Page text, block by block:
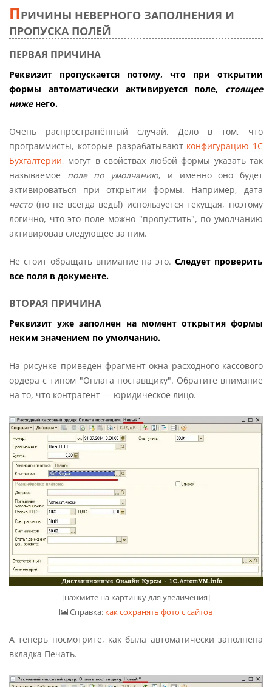
ПРИЧИНЫ НЕВЕРНОГО ЗАПОЛНЕНИЯ И
ПРОПУСКА ПОЛЕЙ
ПЕРВАЯ ПРИЧИНА
Реквизит пропускается потому, что при открытии
формы автоматически активируется поле, стоящее
ниженего.
Очень распространённый случай. Дело в том, что
программисты, которые разрабатывают конфигурацию 1С
Бухгалтерии, могут в свойствах любой формы указать так
называемое поле по умолчанию, и именно оно будет
активироваться при открытии формы. Например, дата
часто(но не всегда ведь!) используется текущая, поэтому
логично, что это поле можно "пропустить", по умолчанию
активировав следующее за ним.
Не стоит обращать внимание на это.Следует проверить
все поля в документе.
ВТОРАЯ ПРИЧИНА
Реквизит уже заполнен на момент открытия формы
неким значением по умолчанию.
На рисунке приведен фрагмент окна расходного кассового
ордера с типом "Оплата поставщику". Обратите внимание
на то, что контрагент — юридическое лицо.
[нажмите на картинку для увеличения]
Справка: как сохранять фото с сайтов
А теперь посмотрите, как была автоматически заполнена
вкладка Печать.